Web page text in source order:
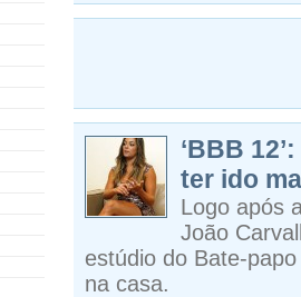
‘BBB
ter ido
Logo após
João
estúdio do Bate-
na casa.